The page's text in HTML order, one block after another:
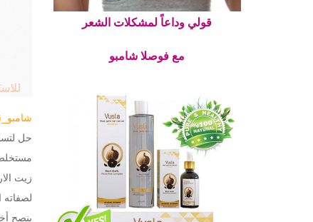
حل
مستخلص
زيت
لصفاته
ينصح
قولي وداعاً لمشكلات الشعر
مع فوصلا شامبو